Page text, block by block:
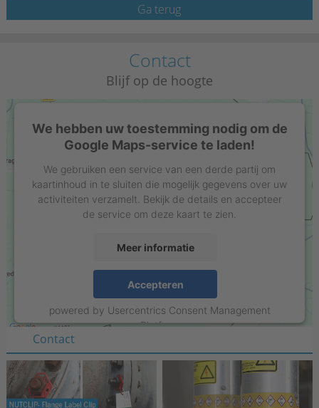
Ga terug
Contact
Blijf op de hoogte
We hebben uw toestemming nodig om de
Google Maps-service te laden!
We gebruiken een service van een derde partij om
kaartinhoud in te sluiten die mogelijk gegevens over uw
activiteiten verzamelt. Bekijk de details en accepteer
de service om deze kaart te zien.
Meer informatie
Accepteren
powered by Usercentrics Consent Management
Platform
Stell Sign-Projects B.V.
Weurden 78 · 7101 NL Winterswijk
Tel.:
+31 315 215550
Contact